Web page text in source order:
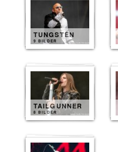
TUNGSTEN
9 BILDER
TAILGUNNER
8 BILDER